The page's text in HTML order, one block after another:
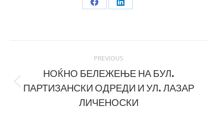
Share Share
navigation
PREVIOUS
Previous
post:
НОЌНО БЕЛЕЖЕЊЕ НА БУЛ.
ПАРТИЗАНСКИ ОДРЕДИ И УЛ. ЛАЗАР
ЛИЧЕНОСКИ